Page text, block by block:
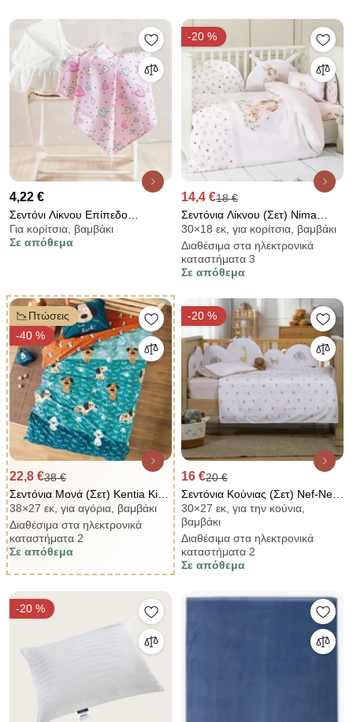
4,22 €
Σεντόνι Λίκνου Επίπεδο
(80x110) Rythmos Pop Hearts
Για κορίτσια, βαμβάκι
Σε απόθεμα
-20 %
14,4 €18 €
Σεντόνια Λίκνου (Σετ) Nima
Sweet Baby
30×18 εκ, για κορίτσια, βαμβάκι
Διαθέσιμα στα ηλεκτρονικά
καταστήματα 3
Σε απόθεμα
Πτώσεις
-40 %
22,8 €38 €
Σεντόνια Μονά (Σετ) Kentia Kids
Pongo
38×27 εκ, για αγόρια, βαμβάκι
Διαθέσιμα στα ηλεκτρονικά
καταστήματα 2
Σε απόθεμα
-20 %
16 €20 €
Σεντόνια Κούνιας (Σετ) Nef-Nef
Homeware Baby Jungle In
Motion
30×27 εκ, για την κούνια,
βαμβάκι
Διαθέσιμα στα ηλεκτρονικά
καταστήματα 2
Σε απόθεμα
-20 %